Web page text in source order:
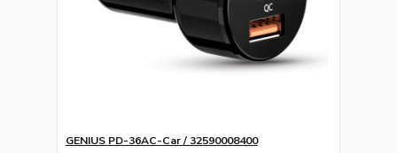
GENIUS PD-36AC-Car / 32590008400